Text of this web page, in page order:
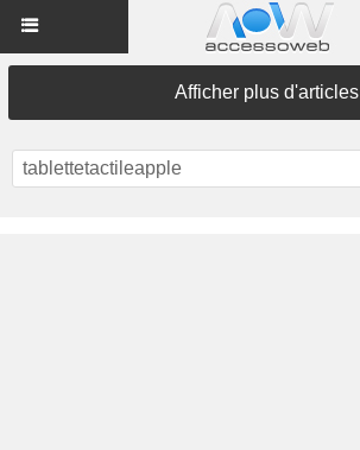
Afficher plus d'articles